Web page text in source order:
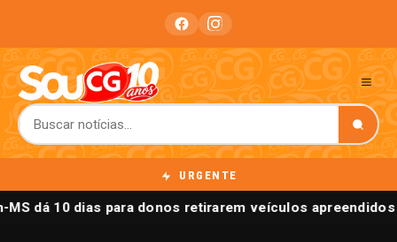
URGENTE
MS dá 10 dias para donos retirarem veículos